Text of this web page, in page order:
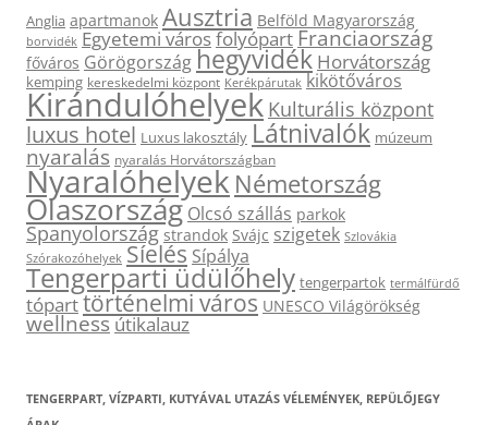
Anglia apartmanok Ausztria Belföld Magyarország
borvidék Egyetemi városfolyópartFranciaország
főváros Görögországhegyvidék Horvátország
kemping kereskedelmi központ Kerékpárutak kikötőváros
Kirándulóhelyek Kulturális központ
luxus hotel Luxus lakosztály Látnivalók múzeum
nyaralás nyaralás Horvátországban
Nyaralóhelyek Németország
Olaszország Olcsó szállás parkok
Spanyolország strandok Svájc szigetek Szlovákia
Szórakozóhelyek Síelés Sípálya
Tengerparti üdülőhely tengerpartok termálfürdő
tóparttörténelmi város UNESCO Világörökség
wellnessútikalauz
TENGERPART, VÍZPARTI, KUTYÁVAL UTAZÁS VÉLEMÉNYEK, REPÜLŐJEGY